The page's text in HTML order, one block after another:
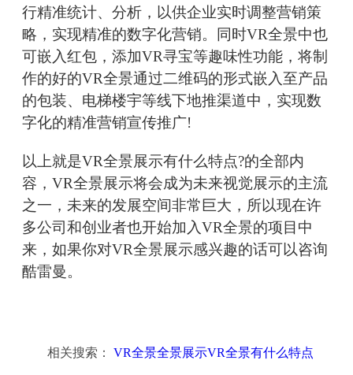
行精准统计、分析，以供企业实时调整营销策
略，实现精准的数字化营销。同时VR全景中也
可嵌入红包，添加VR寻宝等趣味性功能，将制
作的好的VR全景通过二维码的形式嵌入至产品
的包装、电梯楼宇等线下地推渠道中，实现数
字化的精准营销宣传推广!
以上就是VR全景展示有什么特点?的全部内
容，VR全景展示将会成为未来视觉展示的主流
之一，未来的发展空间非常巨大，所以现在许
多公司和创业者也开始加入VR全景的项目中
来，如果你对VR全景展示感兴趣的话可以咨询
酷雷曼。
相关搜索： VR全景全景展示VR全景有什么特点